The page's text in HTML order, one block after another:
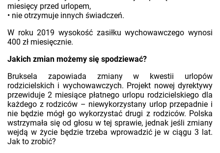
miesięcy przed urlopem,
• nie otrzymuje innych świadczeń.
W roku 2019 wysokość zasiłku wychowawczego wynosi
400 zł miesięcznie.
Jakich zmian możemy się spodziewać?
Bruksela zapowiada zmiany w kwestii urlopów
rodzicielskich i wychowawczych. Projekt nowej dyrektywy
przewiduje 2 miesiące płatnego urlopu rodzicielskiego dla
każdego z rodziców – niewykorzystany urlop przepadnie i
nie będzie mógł go wykorzystać drugi z rodziców. Polska
wstrzymała się od głosu w tej sprawie, jednak jeśli zmiany
wejdą w życie będzie trzeba wprowadzić je w ciągu 3 lat.
Jak to zrobić?